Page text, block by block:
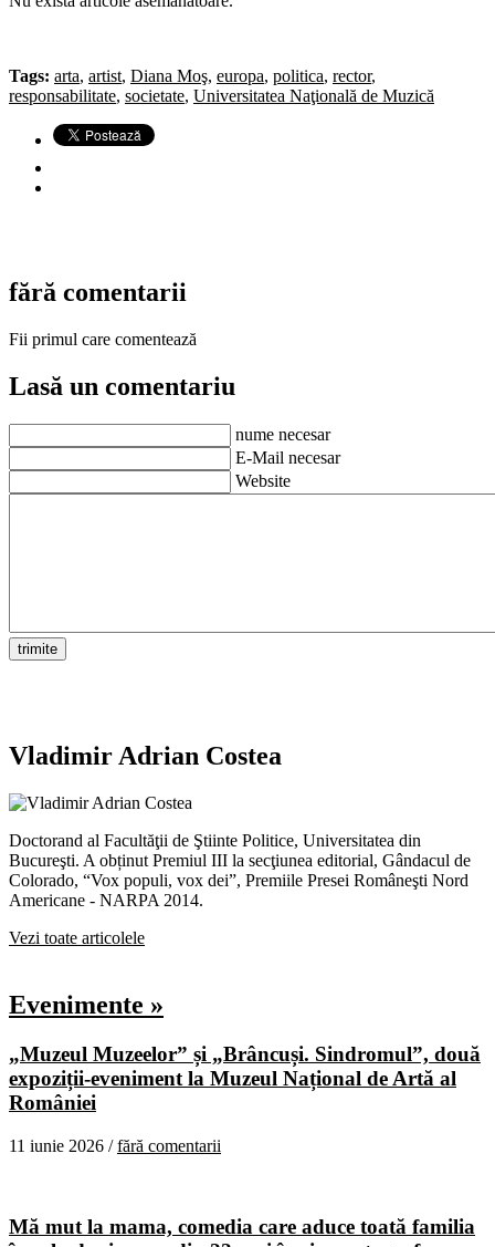
Tags: arta, artist, Diana Moş, europa, politica, rector,
responsabilitate, societate, Universitatea Naţională de Muzică
fără comentarii
Fii primul care comentează
Lasă un comentariu
nume necesar
E-Mail necesar
Website
Vladimir Adrian Costea
Doctorand al Facultăţii de Ştiinte Politice, Universitatea din
Bucureşti. A obținut Premiul III la secţiunea editorial, Gândacul de
Colorado, “Vox populi, vox dei”, Premiile Presei Româneşti Nord
Americane - NARPA 2014.
Vezi toate articolele
Evenimente »
„Muzeul Muzeelor” și „Brâncuși. Sindromul”, două
expoziții-eveniment la Muzeul Național de Artă al
României
11 iunie 2026 /fără comentarii
Mă mut la mama, comedia care aduce toată familia